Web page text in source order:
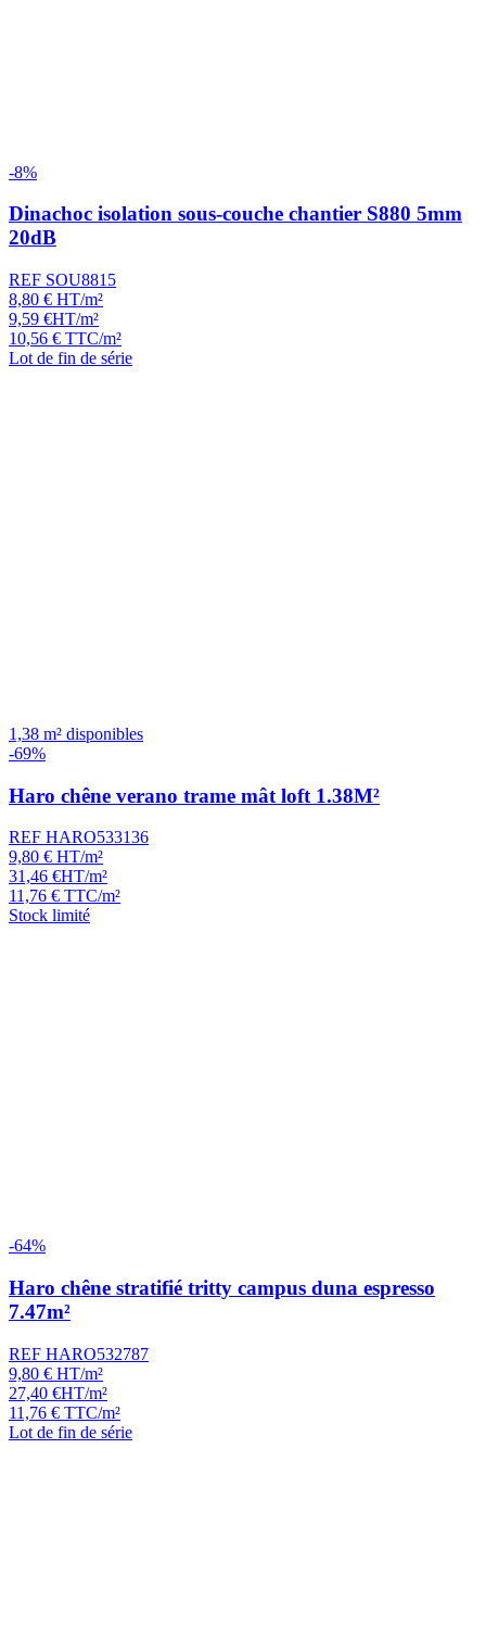
-8%
Dinachoc isolation sous-couche chantier S880 5mm
20dB
REF SOU8815
8,80 € HT/m²
9,59 €HT/m²
10,56 € TTC/m²
Lot de fin de série
1,38 m² disponibles
-69%
Haro chêne verano trame mât loft 1.38M²
REF HARO533136
9,80 € HT/m²
31,46 €HT/m²
11,76 € TTC/m²
Stock limité
-64%
Haro chêne stratifié tritty campus duna espresso
7.47m²
REF HARO532787
9,80 € HT/m²
27,40 €HT/m²
11,76 € TTC/m²
Lot de fin de série